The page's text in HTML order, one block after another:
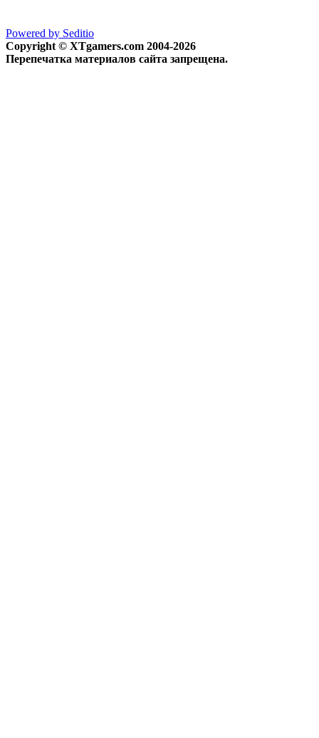
Powered by Seditio
Copyright © XTgamers.com 2004-2026
Перепечатка материалов сайта запрещена.